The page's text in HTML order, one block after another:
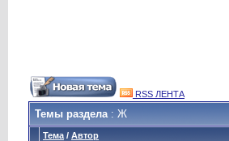
RSS ЛЕНТА
Темы раздела: Ж
Тема / Автор